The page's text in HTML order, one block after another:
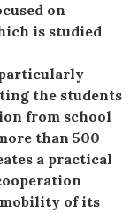
on
is studied
the students
from school
than 500
a practical
of its